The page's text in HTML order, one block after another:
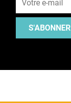
S'ABONNER